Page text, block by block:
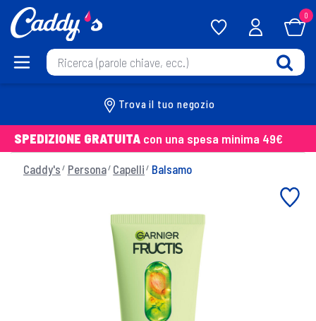
0
Trova il tuo negozio
SPEDIZIONE GRATUITA con una spesa minima 49€
Caddy's Persona Capelli Balsamo